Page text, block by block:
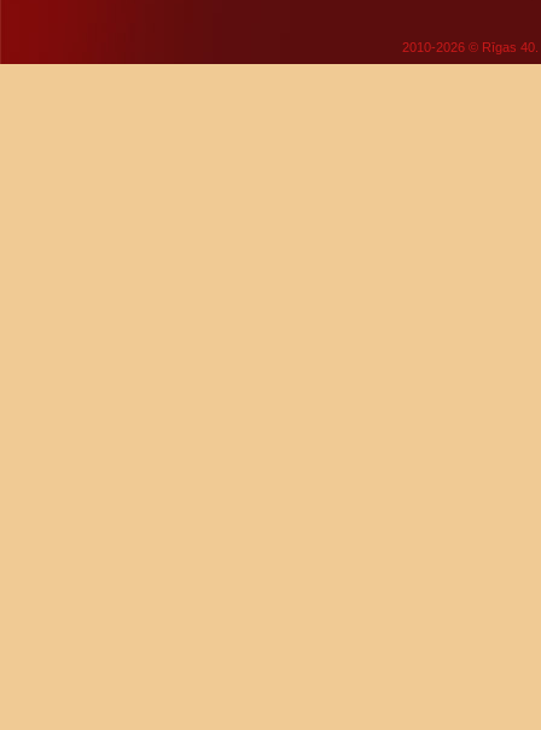
2010-2026 © Rīgas